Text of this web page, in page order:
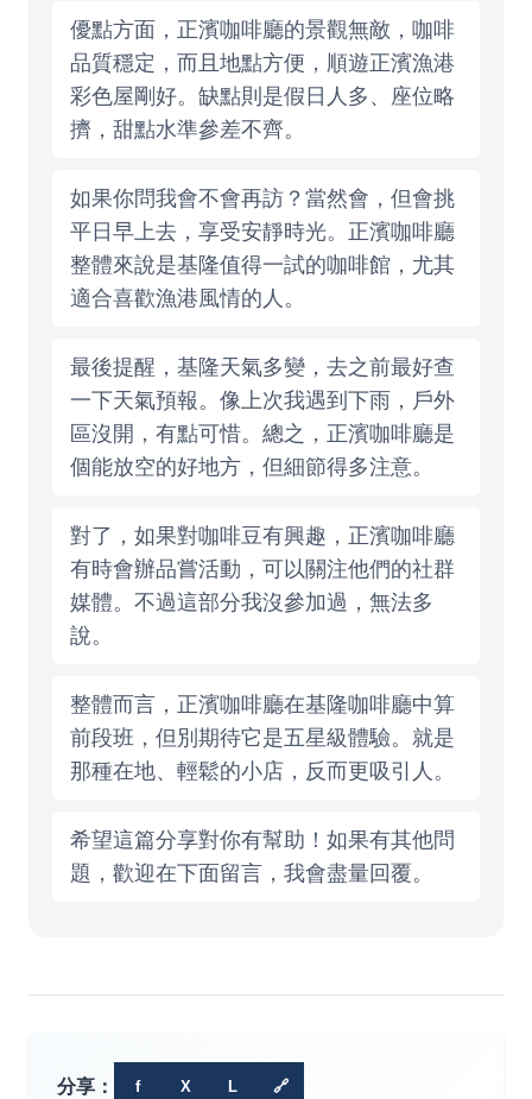
優點方面，正濱咖啡廳的景觀無敵，咖啡
品質穩定，而且地點方便，順遊正濱漁港
彩色屋剛好。缺點則是假日人多、座位略
擠，甜點水準參差不齊。
如果你問我會不會再訪？當然會，但會挑
平日早上去，享受安靜時光。正濱咖啡廳
整體來說是基隆值得一試的咖啡館，尤其
適合喜歡漁港風情的人。
最後提醒，基隆天氣多變，去之前最好查
一下天氣預報。像上次我遇到下雨，戶外
區沒開，有點可惜。總之，正濱咖啡廳是
個能放空的好地方，但細節得多注意。
對了，如果對咖啡豆有興趣，正濱咖啡廳
有時會辦品嘗活動，可以關注他們的社群
媒體。不過這部分我沒參加過，無法多
說。
整體而言，正濱咖啡廳在基隆咖啡廳中算
前段班，但別期待它是五星級體驗。就是
那種在地、輕鬆的小店，反而更吸引人。
希望這篇分享對你有幫助！如果有其他問
題，歡迎在下面留言，我會盡量回覆。
分享： f X L 🔗